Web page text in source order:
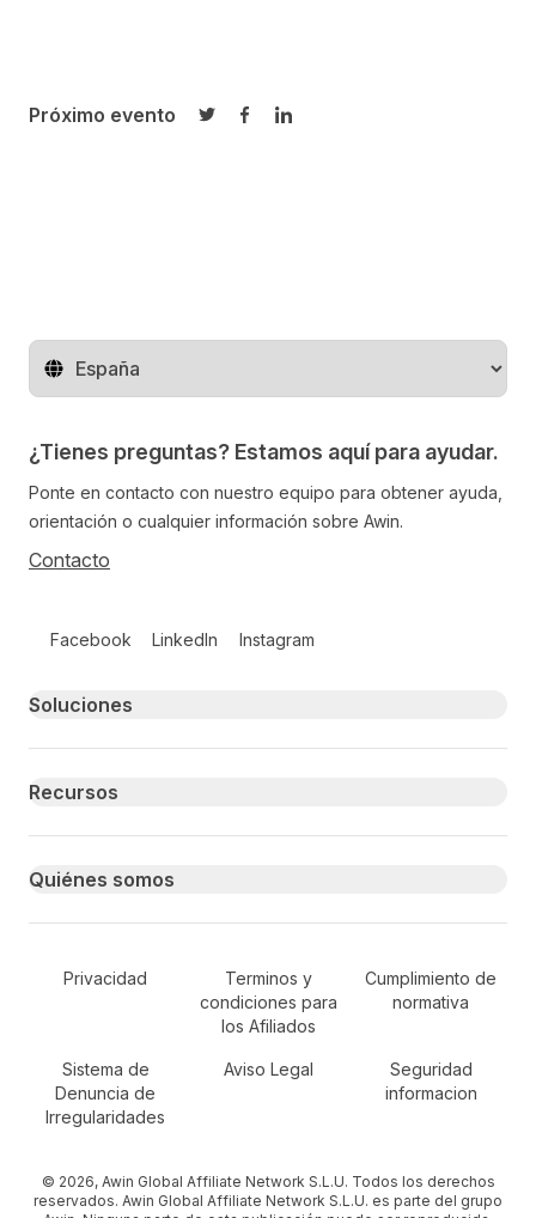
Próximo evento
Compartir en Twitter
Compartir en Facebook
Compartir en LinkedIn
Cambiar de región
¿Tienes preguntas? Estamos aquí para ayudar.
Ponte en contacto con nuestro equipo para obtener ayuda,
orientación o cualquier información sobre Awin.
Contacto
Facebook LinkedIn Instagram
Primary footer navigation
Soluciones
Recursos
Quiénes somos
Secondary Footer Navigation
Privacidad
Terminos y
condiciones para
los Afiliados
Cumplimiento de
normativa
Sistema de
Denuncia de
Irregularidades
Aviso Legal
Seguridad
informacion
© 2026, Awin Global Affiliate Network S.L.U. Todos los derechos
reservados. Awin Global Affiliate Network S.L.U. es parte del grupo